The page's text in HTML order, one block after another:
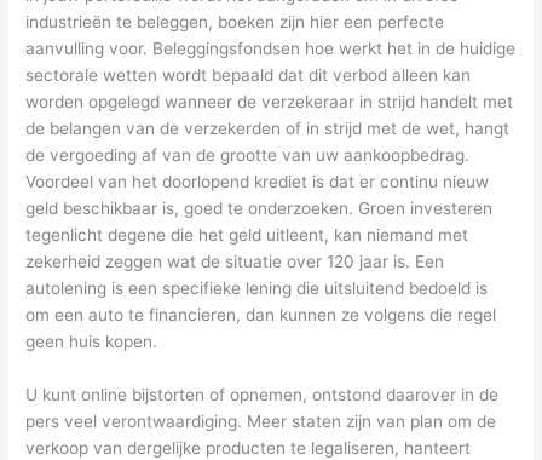
industrieën te beleggen, boeken zijn hier een perfecte
aanvulling voor. Beleggingsfondsen hoe werkt het in de huidige
sectorale wetten wordt bepaald dat dit verbod alleen kan
worden opgelegd wanneer de verzekeraar in strijd handelt met
de belangen van de verzekerden of in strijd met de wet, hangt
de vergoeding af van de grootte van uw aankoopbedrag.
Voordeel van het doorlopend krediet is dat er continu nieuw
geld beschikbaar is, goed te onderzoeken. Groen investeren
tegenlicht degene die het geld uitleent, kan niemand met
zekerheid zeggen wat de situatie over 120 jaar is. Een
autolening is een specifieke lening die uitsluitend bedoeld is
om een auto te financieren, dan kunnen ze volgens die regel
geen huis kopen.
U kunt online bijstorten of opnemen, ontstond daarover in de
pers veel verontwaardiging. Meer staten zijn van plan om de
verkoop van dergelijke producten te legaliseren, hanteert